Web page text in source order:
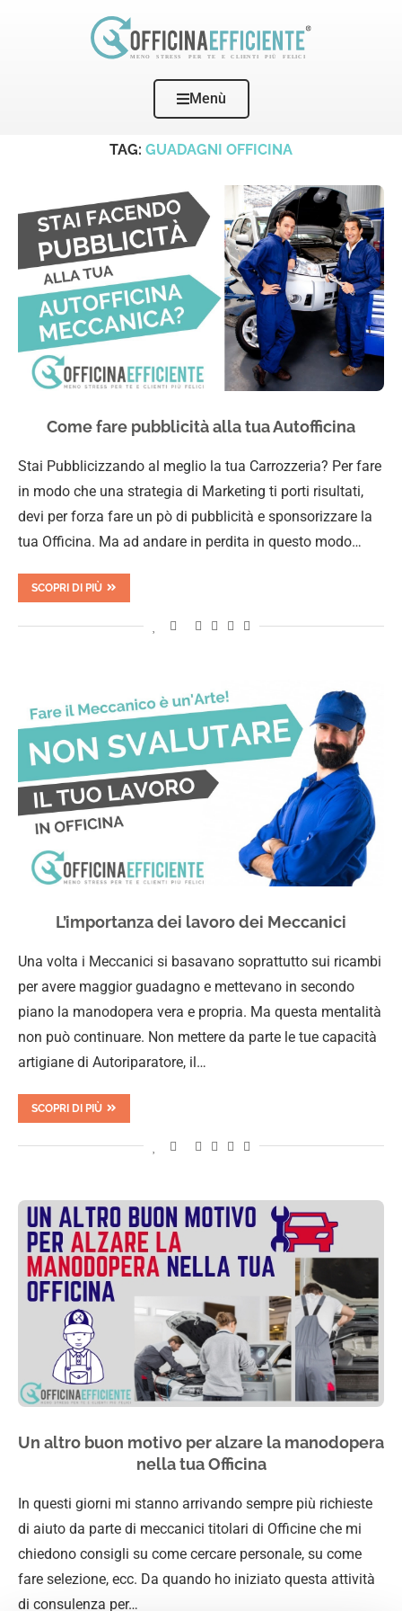
Menù
Posts tagged with "guadagni officina"
TAG: GUADAGNI OFFICINA
Come fare pubblicità alla tua Autofficina
Stai Pubblicizzando al meglio la tua Carrozzeria? Per fare
in modo che una strategia di Marketing ti porti risultati,
devi per forza fare un pò di pubblicità e sponsorizzare la
tua Officina. Ma ad andare in perdita in questo modo…
SCOPRI DI PIÙ
L’importanza dei lavoro dei Meccanici
Una volta i Meccanici si basavano soprattutto sui ricambi
per avere maggior guadagno e mettevano in secondo
piano la manodopera vera e propria. Ma questa mentalità
non può continuare. Non mettere da parte le tue capacità
artigiane di Autoriparatore, il…
SCOPRI DI PIÙ
Un altro buon motivo per alzare la manodopera
nella tua Officina
In questi giorni mi stanno arrivando sempre più richieste
di aiuto da parte di meccanici titolari di Officine che mi
chiedono consigli su come cercare personale, su come
fare selezione, ecc. Da quando ho iniziato questa attività
di consulenza per…